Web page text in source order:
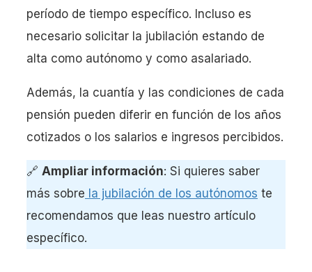
período de tiempo específico. Incluso es
necesario solicitar la jubilación estando de
alta como autónomo y como asalariado.
Además, la cuantía y las condiciones de cada
pensión pueden diferir en función de los años
cotizados o los salarios e ingresos percibidos.
🔗 Ampliar información: Si quieres saber
más sobre la jubilación de los autónomos te
recomendamos que leas nuestro artículo
específico.